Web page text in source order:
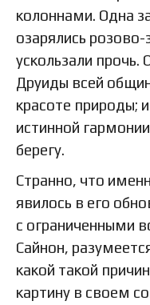
колоннами. Одна
озарялись
ускользали
Друиды всей
красоте природы;
истинной
берегу.
Странно, что
явилось в его
с ограниченными
Сайнон,
какой такой
картину в своем